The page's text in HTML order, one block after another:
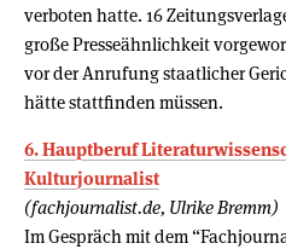
verboten hatte. 16
große Presseähnlichkeit
vor der Anrufung staatlicher
hätte stattfinden müssen.
6. Hauptberuf
Kulturjournalist
(fachjournalist.de, Ulrike Bremm)
Im Gespräch mit dem